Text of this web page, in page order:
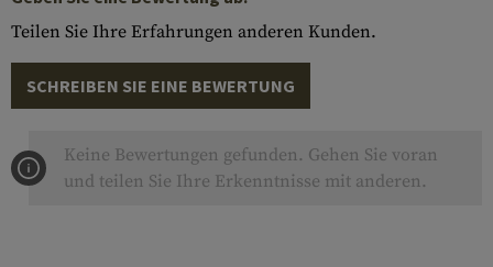
Teilen Sie Ihre Erfahrungen anderen Kunden.
SCHREIBEN SIE EINE BEWERTUNG
Keine Bewertungen gefunden. Gehen Sie voran
und teilen Sie Ihre Erkenntnisse mit anderen.